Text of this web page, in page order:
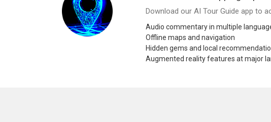
Download our AI Tour Guide app to
Audio commentary in multiple
Offline maps and navigation
Hidden gems and local
Augmented reality features at major